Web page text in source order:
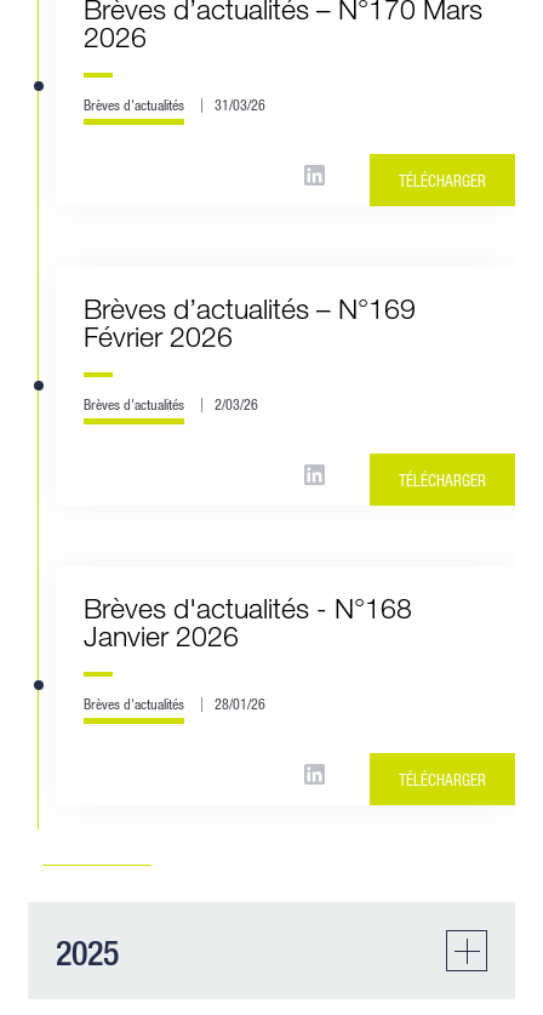
Brèves d’actualités – N°170 Mars
2026
Brèves d'actualités 31/03/26
TÉLÉCHARGER
Brèves d’actualités – N°169
Février 2026
Brèves d'actualités 2/03/26
TÉLÉCHARGER
Brèves d'actualités - N°168
Janvier 2026
Brèves d'actualités 28/01/26
TÉLÉCHARGER
2025